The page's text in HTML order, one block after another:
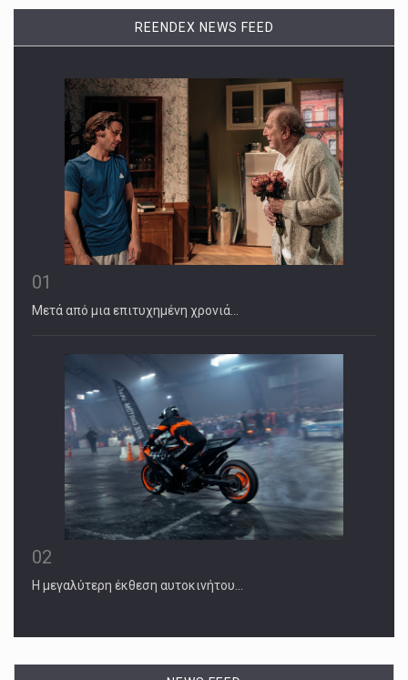
REENDEX NEWS FEED
01
Μετά από μια επιτυχημένη χρονιά…
02
Η μεγαλύτερη έκθεση αυτοκινήτου…